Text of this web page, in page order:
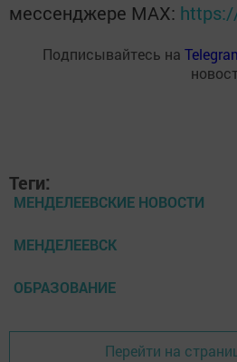
мессенджере MАХ:
Подписывайтесь на
Теги:
МЕНДЕЛЕЕВСКИЕ НОВОСТИ
МЕНДЕЛЕЕВСК
ОБРАЗОВАНИЕ
Перейти на